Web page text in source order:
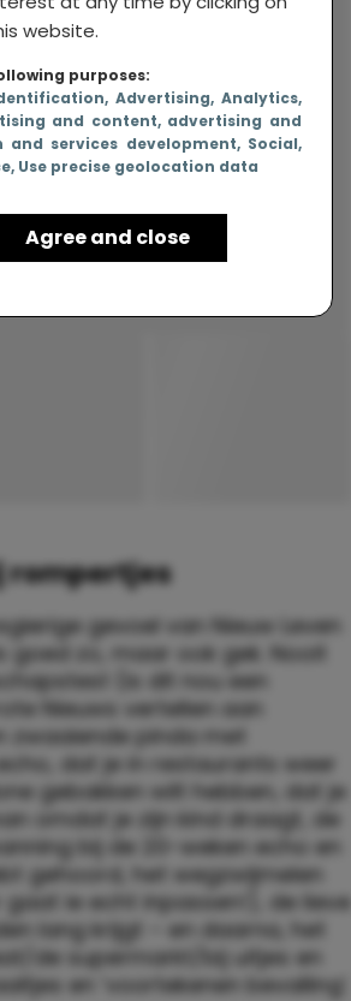
website.
purposes:
, Advertising, Analytics,
and content, advertising and
and services development, Social,
, Use precise geolocation data
Agree and close
rompertjes
gevoel van Nieuw Leven
goed zo, maar ook gek. Nooit
(is dit nou een
Nieuws vertellen aan
zwaaiende pinda met
dat je in restaurants weer
gebakken wilt hebben, dat je
omdat je zijn kind draagt, de
bij de 20-weken echo en
gehoord, het wegzwijmelen
ie echt inpassen!), de lieve
lang krijgt – en daarna, het
de supermarkt/bij uitjes en
en ‘voortekenen bevalling’.